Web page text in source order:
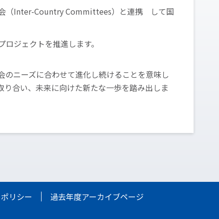
会（Inter-Country Committees）と連携 して国
ジェクトを推進します。
ニーズに合わせて進化し続けることを意味し
合い、未来に向けた新たな一歩を踏み出しま
リシー 過去年度アーカイブページ